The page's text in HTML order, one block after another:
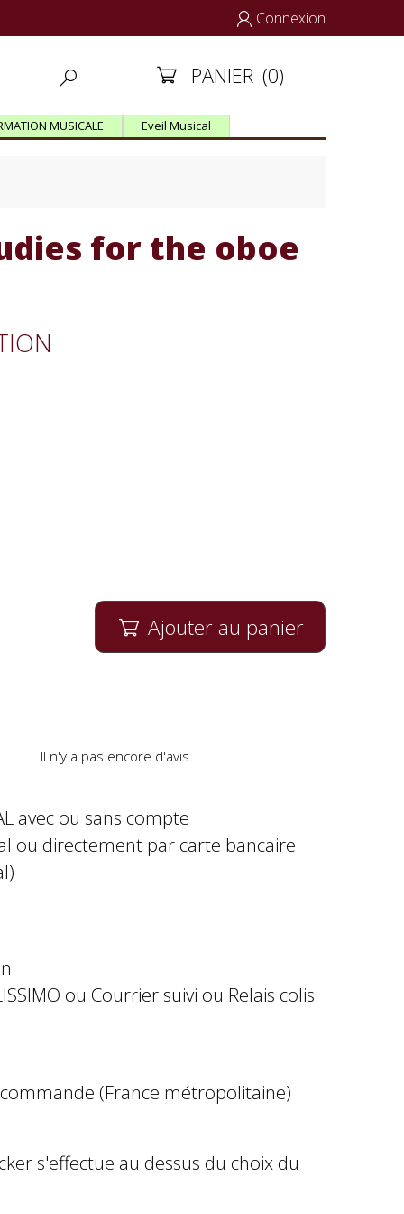
 Connexion
  PANIER (0)
MUSICALE Eveil Musical
for the oboe
 Ajouter au panier
Il n'y a pas encore d'avis.
avec ou sans compte
ou directement par carte bancaire
ou Courrier suivi ou Relais colis.
(France métropolitaine)
s'effectue au dessus du choix du